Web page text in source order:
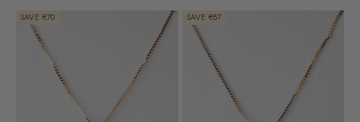
SAVE €70 SAVE €87